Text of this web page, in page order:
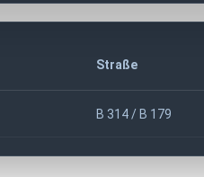
Straße
B 314 / B 179